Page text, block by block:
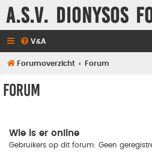
A.S.V. Dionysos
V&A
Forumoverzicht Forum
Forum
Wie is er online
Gebruikers op dit forum: Geen